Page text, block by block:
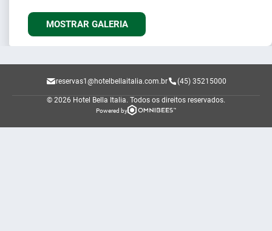
MOSTRAR GALERIA
reservas1@hotelbellaitalia.com.br (45) 35215000
© 2026 Hotel Bella Italia. Todos os direitos reservados.
Powered by